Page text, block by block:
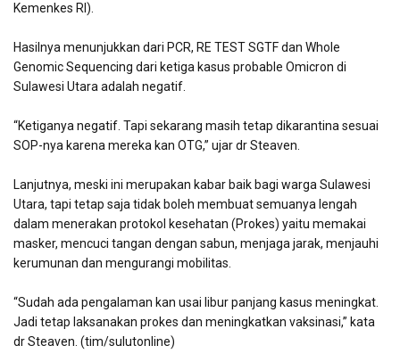
Kemenkes RI).
Hasilnya menunjukkan dari PCR, RE TEST SGTF dan Whole
Genomic Sequencing dari ketiga kasus probable Omicron di
Sulawesi Utara adalah negatif.
“Ketiganya negatif. Tapi sekarang masih tetap dikarantina sesuai
SOP-nya karena mereka kan OTG,” ujar dr Steaven.
Lanjutnya, meski ini merupakan kabar baik bagi warga Sulawesi
Utara, tapi tetap saja tidak boleh membuat semuanya lengah
dalam menerakan protokol kesehatan (Prokes) yaitu memakai
masker, mencuci tangan dengan sabun, menjaga jarak, menjauhi
kerumunan dan mengurangi mobilitas.
“Sudah ada pengalaman kan usai libur panjang kasus meningkat.
Jadi tetap laksanakan prokes dan meningkatkan vaksinasi,” kata
dr Steaven. (tim/sulutonline)